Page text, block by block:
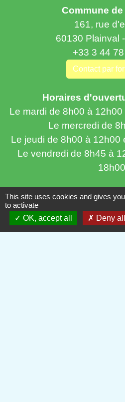
Commune
161, rue
60130 Plainval
+33 3 44
Contact par
Horaires
Le mardi de 8h00 à
Le mercredi de
Le jeudi de 8h00 à 12h00
Le vendredi de 8h45 à
18h00
This site uses cookies and gives
to activate
OK, accept all
Deny